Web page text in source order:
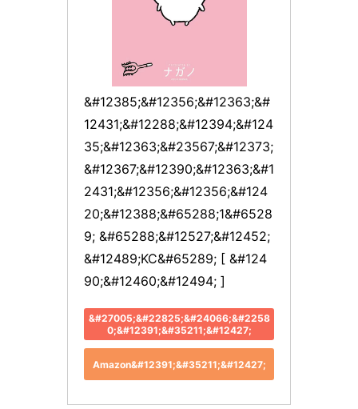
&#12385;&#12356;&#12363;&#
12431;&#12288;&#12394;&#124
35;&#12363;&#23567;&#12373;
&#12367;&#12390;&#12363;&#1
2431;&#12356;&#12356;&#124
20;&#12388;&#65288;1&#6528
9; &#65288;&#12527;&#12452;
&#12489;KC&#65289; [ &#124
90;&#12460;&#12494; ]
&#27005;&#22825;&#24066;&#2258
0;&#12391;&#35211;&#12427;
Amazon&#12391;&#35211;&#12427;